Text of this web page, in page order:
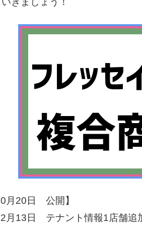
月20日 公開】
月13日 テナント情報1店舗追